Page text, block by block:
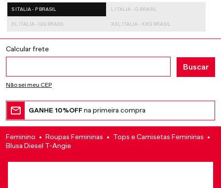
S ITALIA - P BRASIL L ITALIA - G BRASIL
XL ITALIA - GG BRASIL XXL ITALIA - XXG BRASIL
Não sei meu CEP
GANHE 10%OFFna primeira compra
Feminino Roupas Femininas
Tops e Camisetas Femininas
Blusa Diesel T-Angie